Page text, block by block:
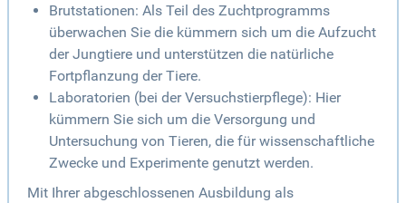
Brutstationen: Als Teil des Zuchtprogramms
überwachen Sie die kümmern sich um die Aufzucht
der Jungtiere und unterstützen die natürliche
Fortpflanzung der Tiere.
Laboratorien (bei der Versuchstierpflege): Hier
kümmern Sie sich um die Versorgung und
Untersuchung von Tieren, die für wissenschaftliche
Zwecke und Experimente genutzt werden.
Mit Ihrer abgeschlossenen Ausbildung als